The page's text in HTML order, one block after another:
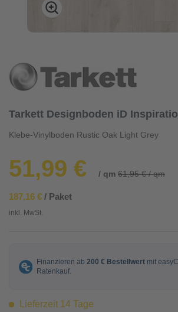
Tarkett Designboden iD
Klebe-Vinylboden Rustic Oak Light Grey
51,99 € / qm 61,95 € / qm
187,16 € / Paket
inkl. MwSt.
Lieferzeit 14 Tage